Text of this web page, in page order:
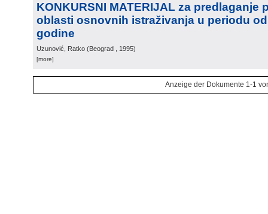
KONKURSNI MATERIJAL za predlaganje
oblasti osnovnih istraživanja u periodu od
godine
Uzunović, Ratko (Beograd , 1995)
[more]
Anzeige der Dokumente 1-1